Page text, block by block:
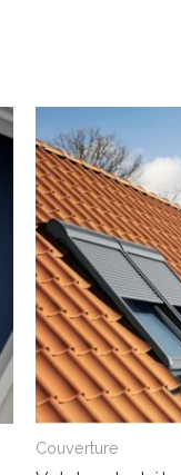
Couverture